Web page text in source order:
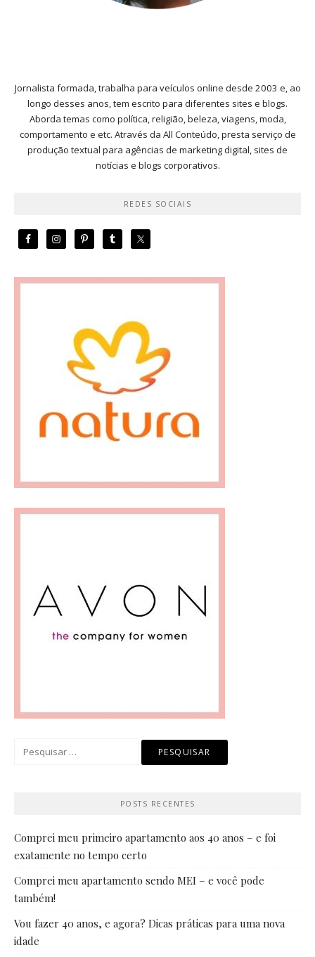
Jornalista formada, trabalha para veículos online desde 2003 e, ao
longo desses anos, tem escrito para diferentes sites e blogs.
Aborda temas como política, religião, beleza, viagens, moda,
comportamento e etc. Através da All Conteúdo, presta serviço de
produção textual para agências de marketing digital, sites de
notícias e blogs corporativos.
REDES SOCIAIS
POSTS RECENTES
Comprei meu primeiro apartamento aos 40 anos – e foi
exatamente no tempo certo
Comprei meu apartamento sendo MEI – e você pode
também!
Vou fazer 40 anos, e agora? Dicas práticas para uma nova
idade